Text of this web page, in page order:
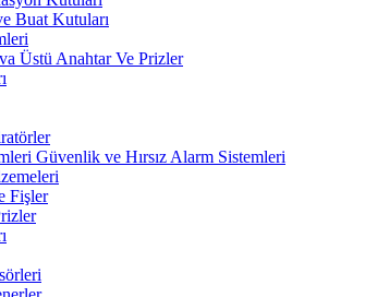
Buat Kutuları
Üstü Anahtar Ve Prizler
Güvenlik ve Hırsız Alarm Sistemleri
Fişler